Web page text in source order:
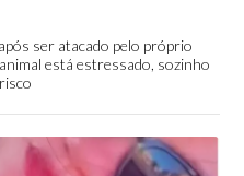
ser atacado pelo próprio
está estressado, sozinho